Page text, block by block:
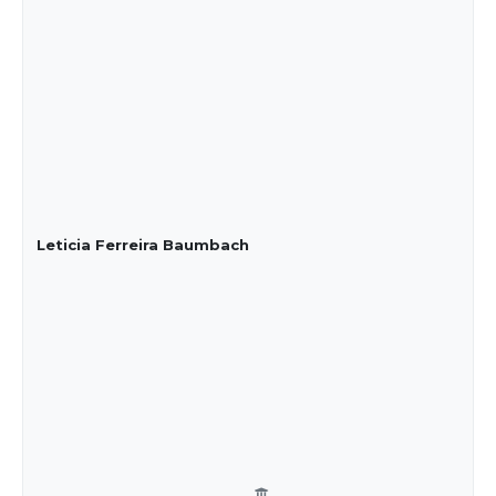
Leticia Ferreira Baumbach